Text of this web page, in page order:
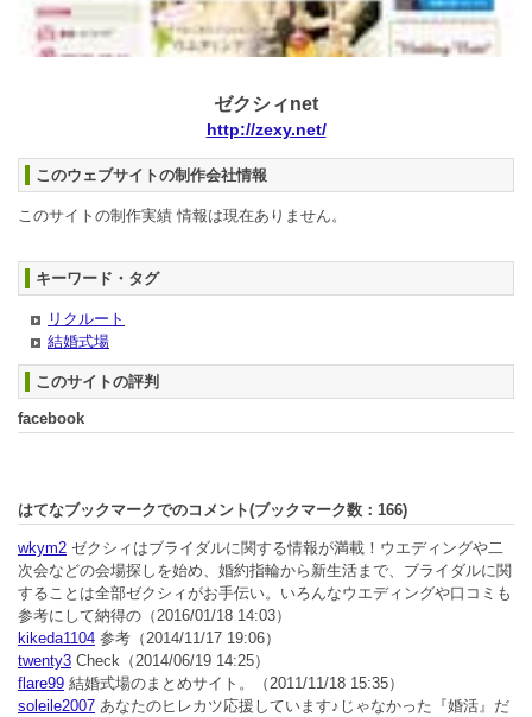
ゼクシィnet
http://zexy.net/
このウェブサイトの制作会社情報
このサイトの制作実績 情報は現在ありません。
キーワード・タグ
リクルート
結婚式場
このサイトの評判
facebook
はてなブックマークでのコメント(ブックマーク数： 166)
wkym2 ゼクシィはブライダルに関する情報が満載！ウエディングや二
次会などの会場探しを始め、婚約指輪から新生活まで、ブライダルに関
することは全部ゼクシィがお手伝い。いろんなウエディングや口コミも
参考にして納得の （2016/01/18 14:03）
kikeda1104 参考 （2014/11/17 19:06）
twenty3 Check （2014/06/19 14:25）
flare99 結婚式場のまとめサイト。
（2011/11/18 15:35）
soleile2007 あなたのヒレカツ応援しています♪じゃなかった『婚活』だ